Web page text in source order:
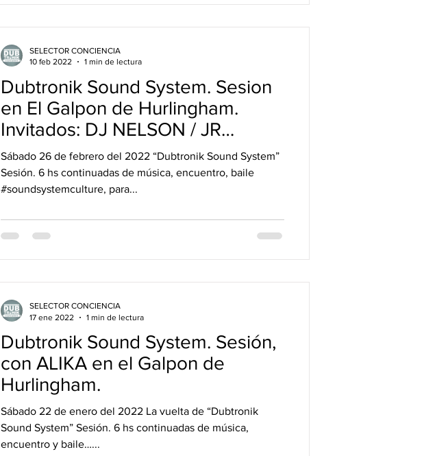
Dubtronik Sound System. Sesion
en El Galpon de Hurlingham.
Invitados: DJ NELSON / JR
PERILA. 26/02
Sábado 26 de febrero del 2022 “Dubtronik Sound System”
Sesión. 6 hs continuadas de música, encuentro, baile
#soundsystemculture, para...
SELECTOR CONCIENCIA
10 feb 2022
1 min de lectura
Dubtronik Sound System. Sesión,
con ALIKA en el Galpon de
Hurlingham.
Sábado 22 de enero del 2022 La vuelta de “Dubtronik
Sound System” Sesión. 6 hs continuadas de música,
encuentro y baile…...
SELECTOR CONCIENCIA
17 ene 2022
1 min de lectura